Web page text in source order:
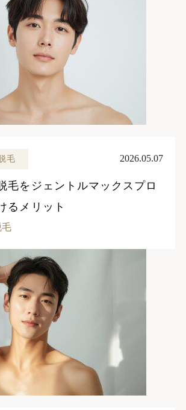
毛 2026.05.07
毛をジェントルマックスプロ
るメリット
毛